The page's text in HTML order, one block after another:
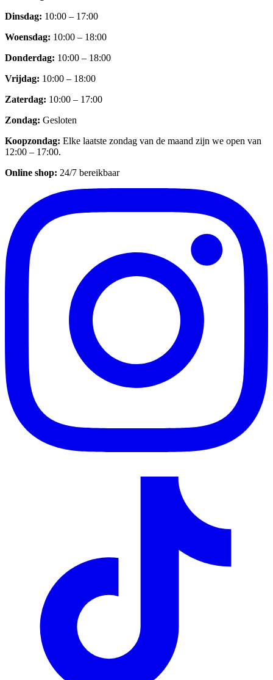
Dinsdag: 10:00 – 17:00
Woensdag: 10:00 – 18:00
Donderdag: 10:00 – 18:00
Vrijdag: 10:00 – 18:00
Zaterdag: 10:00 – 17:00
Zondag: Gesloten
Koopzondag: Elke laatste zondag van de maand zijn we open van
12:00 – 17:00.
Online shop: 24/7 bereikbaar